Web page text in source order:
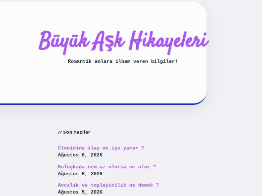
Büyük Aşk Hikayeleri
Romantik anlara ilham veren bilgiler!
Son Yazılar
Clonidine ilaç ne işe yarar ?
Ağustos 6, 2026
Kuluçkada nem az olursa ne olur ?
Ağustos 6, 2026
Avcılık ve toplayicilik ne demek ?
Ağustos 5, 2026